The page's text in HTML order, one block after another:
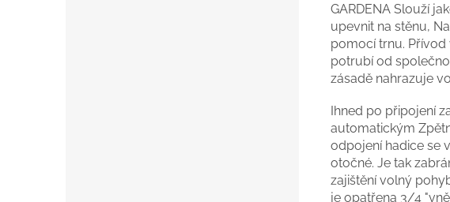
GARDENA Slouží
upevnit na stěnu,
pomocí trnu. Přívod
potrubí od
zásadě nahrazuje
Ihned po připojení
automatickým
odpojení hadice se
otočné. Je tak
zajištění volný
je opatřena 3/4